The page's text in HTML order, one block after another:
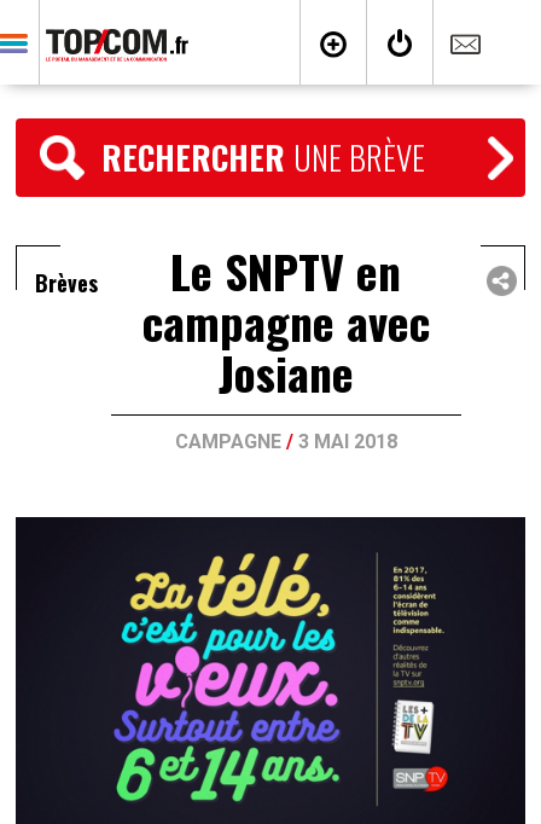
RECHERCHER UNE BRÈVE
Brèves Le SNPTV en
campagne avec
Josiane
CAMPAGNE/ 3 MAI 2018